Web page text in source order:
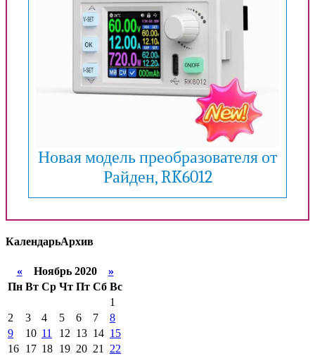
Новая модель преобразователя от
Райден, RK6012
КалендарьАрхив
«Ноябрь 2020 »
Пн Вт Ср Чт Пт Сб Вс
1
2
3 4 5 6 7
8
9
10 11 12 13 14 15
16 17 18 19 20 21
22